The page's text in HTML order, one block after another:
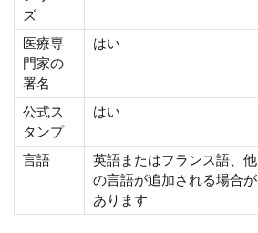
ズ
医療専
門家の
署名
はい
公式ス
タンプ
はい
言語
英語またはフランス語、他
の言語が追加される場合が
あります